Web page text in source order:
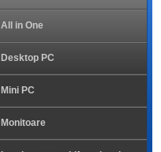
All in One
Desktop PC
Mini PC
Monitoare